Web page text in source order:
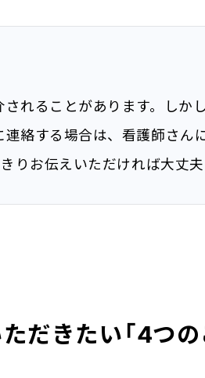
れることがあります。しか
絡する場合は、看護師さん
りお伝えいただければ大丈夫
だきたい「4つの